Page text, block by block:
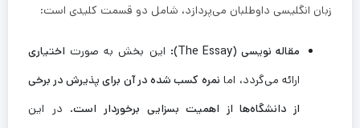
زبان انگلیسی داوطلبان می‌پردازد، شامل دو قسمت کلیدی است:
مقاله نویسی (The Essay): این بخش به صورت اختیاری
ارائه می‌گردد، اما نمره کسب شده در آن برای پذیرش در برخی
از دانشگاه‌ها از اهمیت بسزایی برخوردار است. در این